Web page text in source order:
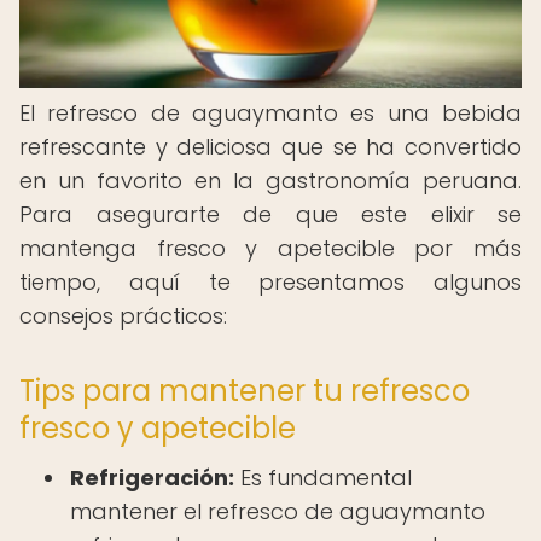
El refresco de aguaymanto es una bebida
refrescante y deliciosa que se ha convertido
en un favorito en la gastronomía peruana.
Para asegurarte de que este elixir se
mantenga fresco y apetecible por más
tiempo, aquí te presentamos algunos
consejos prácticos:
Tips para mantener tu refresco
fresco y apetecible
Refrigeración: Es fundamental
mantener el refresco de aguaymanto